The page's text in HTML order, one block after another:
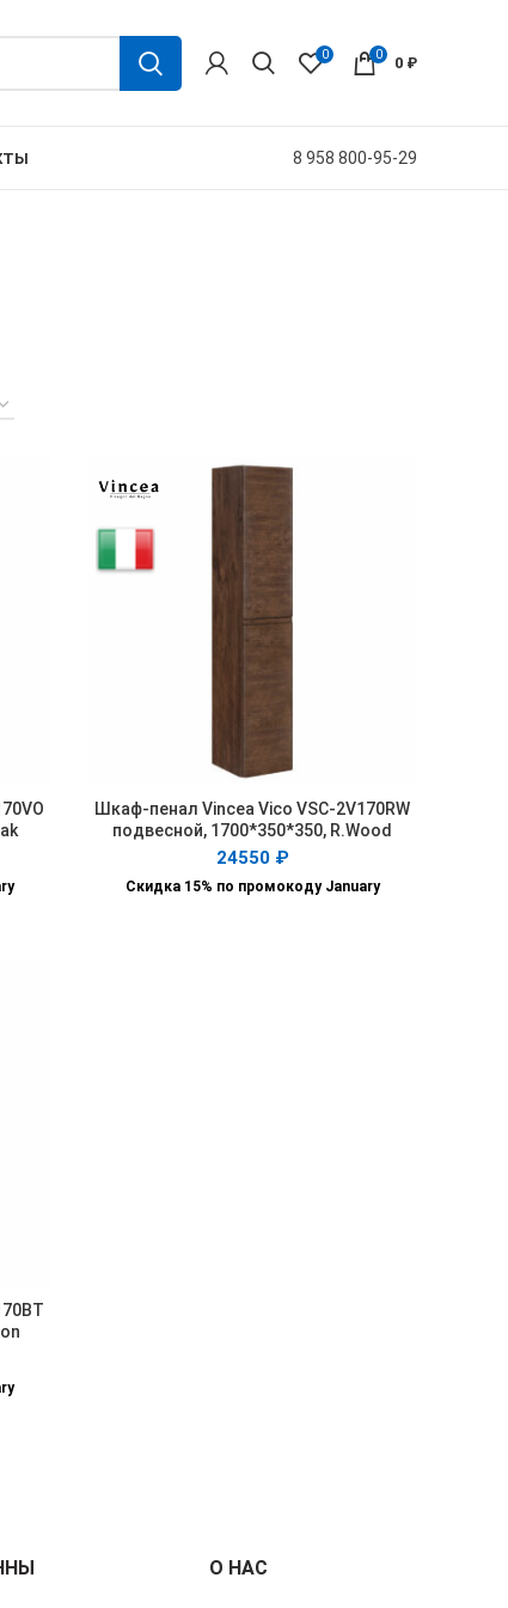
0 0 0 ₽
8 958 800-95-29
В КОРЗИНУ
Шкаф-пенал Vincea Vico VSC-2V170RW
подвесной, 1700*350*350, R.Wood
24550 ₽
Скидка 15% по промокоду January
О НАС